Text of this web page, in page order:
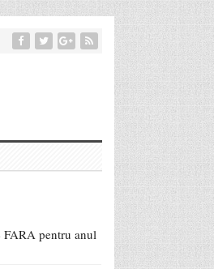
FARA pentru anul